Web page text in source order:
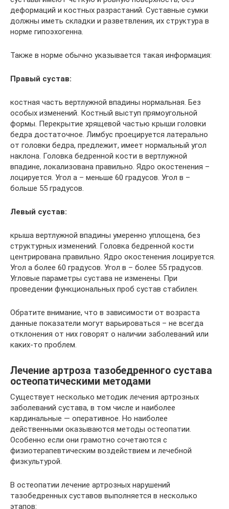
деформаций и костных разрастаний. Суставные сумки
должны иметь складки и разветвления, их структура в
норме гипоэхогенна.
Также в норме обычно указывается такая информация:
Правый сустав:
костная часть вертлужной впадины нормальная. Без
особых изменений. Костный выступ прямоугольной
формы. Перекрытие хрящевой частью крыши головки
бедра достаточное. Лимбус проецируется латерально
от головки бедра, предлежит, имеет нормальный угол
наклона. Головка бедренной кости в вертлужной
впадине, локализована правильно. Ядро окостенения –
лоцируется. Угол а – меньше 60 градусов. Угол в –
больше 55 градусов.
Левый сустав:
крыша вертлужной впадины умеренно уплощена, без
структурных изменений. Головка бедренной кости
центрирована правильно. Ядро окостенения лоцируется.
Угол а более 60 градусов. Угол в – более 55 градусов.
Угловые параметры сустава не изменены. При
проведении функциональных проб сустав стабилен.
Обратите внимание, что в зависимости от возраста
данные показатели могут варьироваться – не всегда
отклонения от них говорят о наличии заболеваний или
каких-то проблем.
Лечение артроза тазобедренного сустава
остеопатическими методами
Существует несколько методик лечения артрозных
заболеваний сустава, в том числе и наиболее
кардинальные — оперативное. Но наиболее
действенными оказываются методы остеопатии.
Особенно если они грамотно сочетаются с
физиотерапевтическим воздействием и лечебной
физкультурой.
В остеопатии лечение артрозных нарушений
тазобедренных суставов выполняется в несколько
этапов: